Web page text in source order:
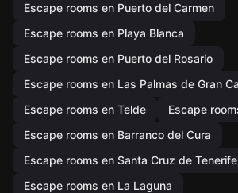
Escape rooms en Puerto del Carmen
Escape rooms en Playa Blanca
Escape rooms en Puerto del Rosario
Escape rooms en Las Palmas de Gran
Escape rooms en Telde
Escape
Escape rooms en Barranco del Cura
Escape rooms en Santa Cruz de Tenerife
Escape rooms en La Laguna